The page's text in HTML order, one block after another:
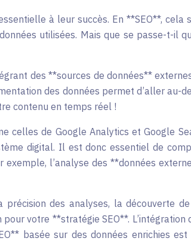
à leur succès. En **SEO**,
utilisées. Mais que se passe-t-il
des **sources de données**
des données permet d’aller au-
contenu en temps réel !
de Google Analytics et Google
digital. Il est donc essentiel de
l’analyse des **données
des analyses, la découverte
votre **stratégie SEO**.
basée sur des données enrichies